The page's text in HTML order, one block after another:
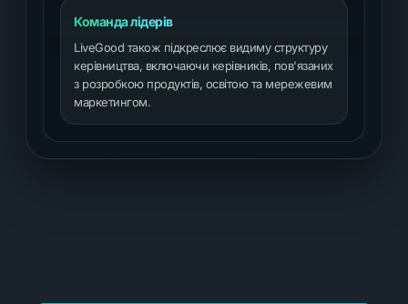
Команда лідерів
LiveGood також підкреслює видиму структуру
керівництва, включаючи керівників, пов'язаних
з розробкою продуктів, освітою та мережевим
маркетингом.